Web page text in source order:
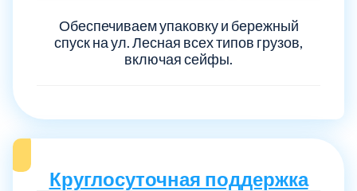
Обеспечиваем упаковку и бережный
спуск на ул. Лесная всех типов грузов,
включая сейфы.
Круглосуточная поддержка